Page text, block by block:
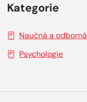
Kategorie
Naučná a odborná
Psychologie